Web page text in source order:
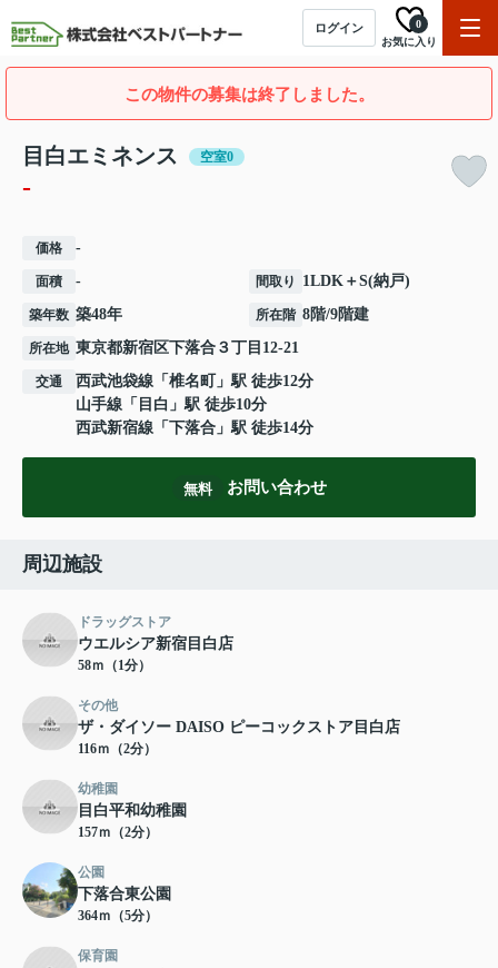
ログイン
お気に入り
0
この物件の募集は終了しました。
目白エミネンス 空室0
-
価格 -
面積 - 間取り 1LDK＋S(納戸)
築年数 築48年 所在階 8階/9階建
所在地 東京都新宿区下落合 ３丁目12-21
交通 西武池袋線 「 椎名町
」駅 徒歩12分
山手線 「 目白 」駅 徒歩10分
西武新宿線 「 下落合 」駅 徒歩14分
無料 お問い合わせ
周辺施設
ドラッグストア
ウエルシア新宿目白店
58ｍ（1分）
その他
ザ・ダイソー DAISO ピーコックストア目白店
116ｍ（2分）
幼稚園
目白平和幼稚園
157ｍ（2分）
公園
下落合東公園
364ｍ（5分）
保育園